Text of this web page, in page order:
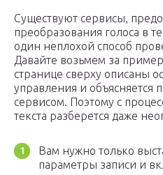
Существуют сервисы,
преобразования голоса в
один неплохой способ
Давайте возьмем за пример
странице сверху описаны
управления и объясняется
сервисом. Поэтому с
текста разберется даже
Вам нужно только
параметры записи и